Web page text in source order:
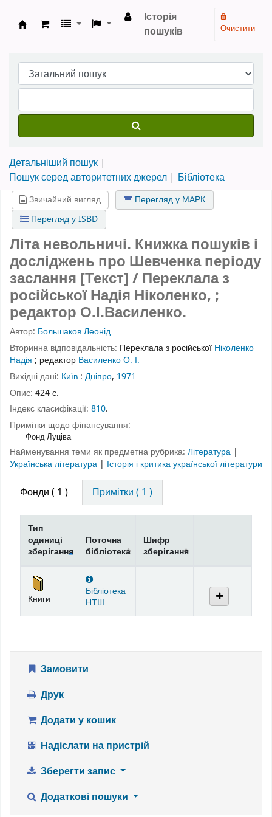
Бібліотека НТШ › Електронний каталог
Історія
пошуків
Очистити
Детальніший пошук
Пошук серед авторитетних джерел
Бібліотека
Звичайний вигляд
Перегляд у МАРК
Перегляд у ISBD
Літа невольничі. Книжка пошуків і
досліджень про Шевченка періоду
заслання [Текст] / Переклала з
російської Надія Ніколенко, ;
редактор О.І.Василенко.
Автор: Большаков Леонід
Вторинна відповідальність: Переклала з російської Ніколенко
Надія ; редактор Василенко О. І.
Вихідні дані: Київ : Дніпро, 1971
Опис: 424 с.
Індекс класифікації: 810.
Примітки щодо фінансування:
Фонд Луціва
Найменування теми як предметна рубрика: Література |
Українська література | Історія і критика української літератури
Фонди ( 1 ) Примітки ( 1 )
Фонди
Тип
одиниці
зберігання
Поточна
бібліотека
Шифр
зберігання
Книги
Бібліотека
НТШ
Замовити
Друк
Додати у кошик
Надіслати на пристрій
Зберегти запис
Додаткові пошуки